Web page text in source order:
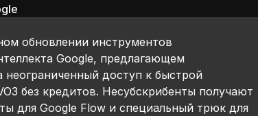
обновлении инструментов
Google, предлагающем
доступ к быстрой
без кредитов. Несубскрибенты получают
для Google Flow и специальный трюк для